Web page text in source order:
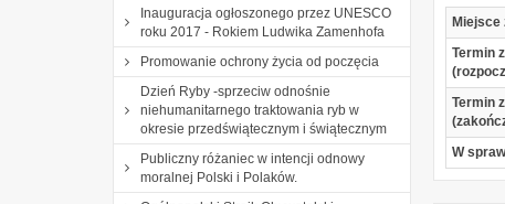
Inauguracja ogłoszonego przez UNESCO
roku 2017 - Rokiem Ludwika Zamenhofa
Promowanie ochrony życia od poczęcia
Dzień Ryby -sprzeciw odnośnie
niehumanitarnego traktowania ryb w
okresie przedświątecznym i świątecznym
Publiczny różaniec w intencji odnowy
moralnej Polski i Polaków.
Miejsce
Termin
Termin
W